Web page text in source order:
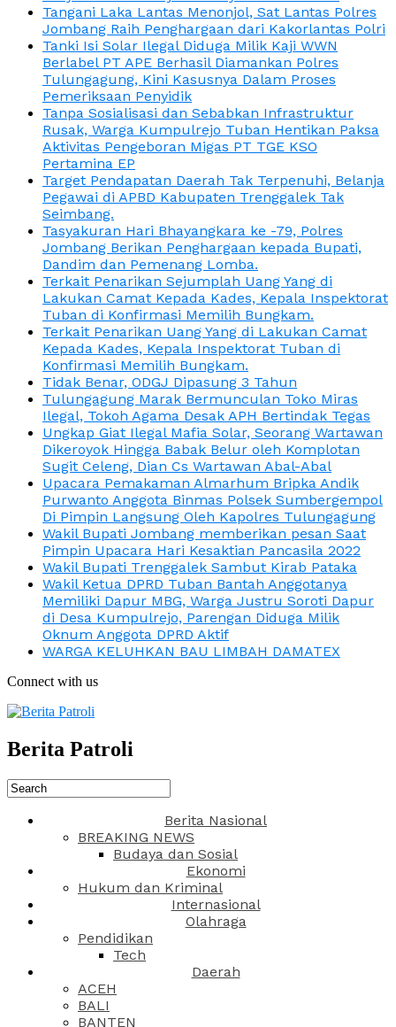
Tangani Laka Lantas Menonjol, Sat Lantas Polres
Jombang Raih Penghargaan dari Kakorlantas Polri
Tanki Isi Solar Ilegal Diduga Milik Kaji WWN
Berlabel PT APE Berhasil Diamankan Polres
Tulungagung, Kini Kasusnya Dalam Proses
Pemeriksaan Penyidik
Tanpa Sosialisasi dan Sebabkan Infrastruktur
Rusak, Warga Kumpulrejo Tuban Hentikan Paksa
Aktivitas Pengeboran Migas PT TGE KSO
Pertamina EP
Target Pendapatan Daerah Tak Terpenuhi, Belanja
Pegawai di APBD Kabupaten Trenggalek Tak
Seimbang.
Tasyakuran Hari Bhayangkara ke -79, Polres
Jombang Berikan Penghargaan kepada Bupati,
Dandim dan Pemenang Lomba.
Terkait Penarikan Sejumplah Uang Yang di
Lakukan Camat Kepada Kades, Kepala Inspektorat
Tuban di Konfirmasi Memilih Bungkam.
Terkait Penarikan Uang Yang di Lakukan Camat
Kepada Kades, Kepala Inspektorat Tuban di
Konfirmasi Memilih Bungkam.
Tidak Benar, ODGJ Dipasung 3 Tahun
Tulungagung Marak Bermunculan Toko Miras
Ilegal, Tokoh Agama Desak APH Bertindak Tegas
Ungkap Giat Ilegal Mafia Solar, Seorang Wartawan
Dikeroyok Hingga Babak Belur oleh Komplotan
Sugit Celeng, Dian Cs Wartawan Abal-Abal
Upacara Pemakaman Almarhum Bripka Andik
Purwanto Anggota Binmas Polsek Sumbergempol
Di Pimpin Langsung Oleh Kapolres Tulungagung
Wakil Bupati Jombang memberikan pesan Saat
Pimpin Upacara Hari Kesaktian Pancasila 2022
Wakil Bupati Trenggalek Sambut Kirab Pataka
Wakil Ketua DPRD Tuban Bantah Anggotanya
Memiliki Dapur MBG, Warga Justru Soroti Dapur
di Desa Kumpulrejo, Parengan Diduga Milik
Oknum Anggota DPRD Aktif
WARGA KELUHKAN BAU LIMBAH DAMATEX
Connect with us
Berita Patroli
Berita Nasional
BREAKING NEWS
Budaya dan Sosial
Ekonomi
Hukum dan Kriminal
Internasional
Olahraga
Pendidikan
Tech
Daerah
ACEH
BALI
BANTEN